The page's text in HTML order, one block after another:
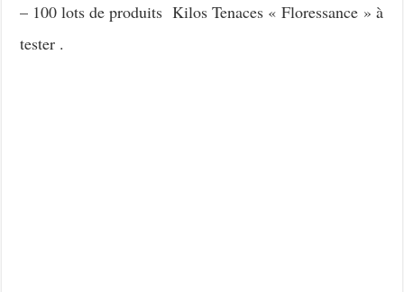
– 100 lots de produits Kilos Tenaces « Floressance » à
tester .